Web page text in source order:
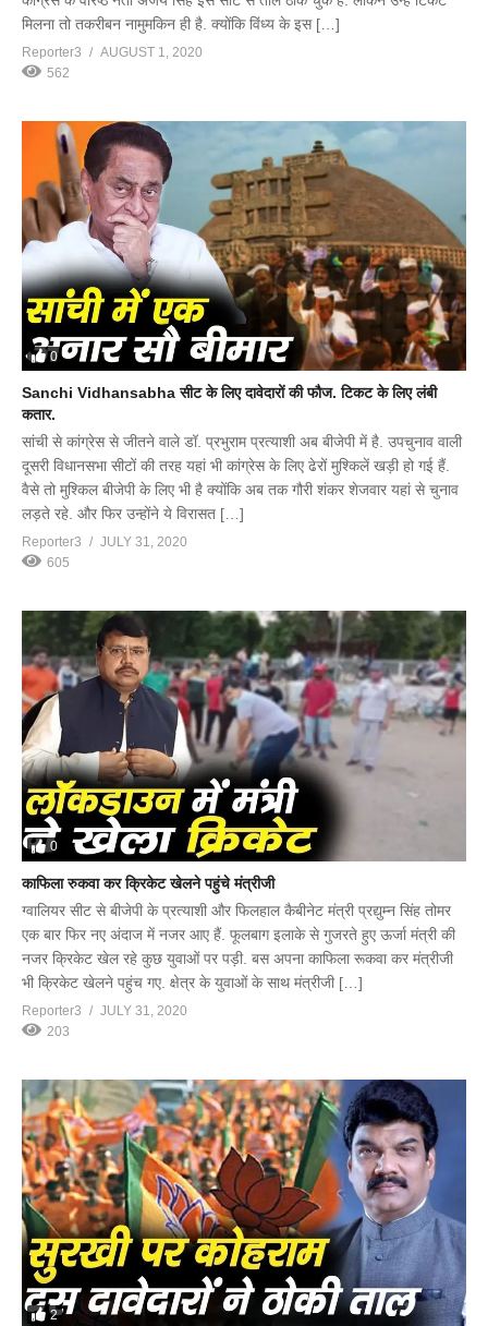
मिलना तो तकरीबन नामुमकिन ही है. क्योंकि विंध्य के इस […]
Reporter3
AUGUST 1, 2020
562
0
Sanchi Vidhansabha सीट के लिए दावेदारों की फौज. टिकट के लिए लंबी
कतार.
सांची से कांग्रेस से जीतने वाले डॉ. प्रभुराम प्रत्याशी अब बीजेपी में है. उपचुनाव वाली
दूसरी विधानसभा सीटों की तरह यहां भी कांग्रेस के लिए ढेरों मुश्किलें खड़ी हो गई हैं.
वैसे तो मुश्किल बीजेपी के लिए भी है क्योंकि अब तक गौरी शंकर शेजवार यहां से चुनाव
लड़ते रहे. और फिर उन्होंने ये विरासत […]
Reporter3
JULY 31, 2020
605
0
काफिला रुकवा कर क्रिकेट खेलने पहुंचे मंत्रीजी
ग्वालियर सीट से बीजेपी के प्रत्याशी और फिलहाल कैबीनेट मंत्री प्रद्युम्न सिंह तोमर
एक बार फिर नए अंदाज में नजर आए हैं. फूलबाग इलाके से गुजरते हुए ऊर्जा मंत्री की
नजर क्रिकेट खेल रहे कुछ युवाओं पर पड़ी. बस अपना काफिला रूकवा कर मंत्रीजी
भी क्रिकेट खेलने पहुंच गए. क्षेत्र के युवाओं के साथ मंत्रीजी […]
Reporter3
JULY 31, 2020
203
2